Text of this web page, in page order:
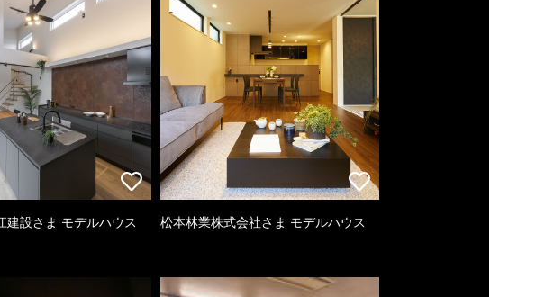
建設さま モデルハウス 松本林業株式会社さま モデルハウス